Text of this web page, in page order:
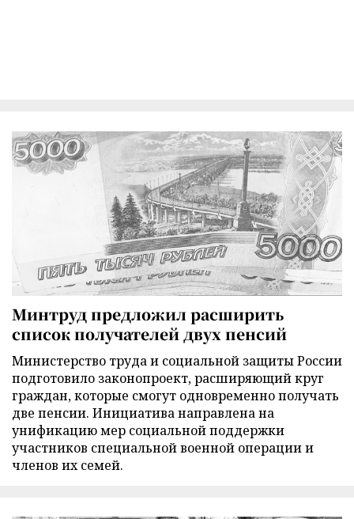
Минтруд предложил расширить
список получателей двух пенсий
Министерство труда и социальной защиты России
подготовило законопроект, расширяющий круг
граждан, которые смогут одновременно получать
две пенсии. Инициатива направлена на
унификацию мер социальной поддержки
участников специальной военной операции и
членов их семей.